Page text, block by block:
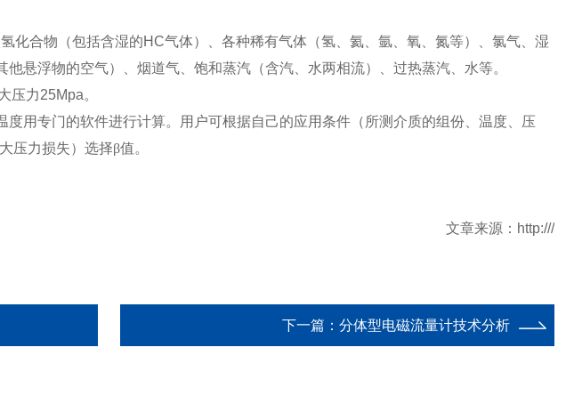
氢化合物 （包括含湿的HC气体） 、各种稀有气体 （氢、氦、氩、氧、氮等）
、氯气、湿
他悬浮物的空气） 、烟道气、饱和蒸汽 （含汽、水两相流）
、过热蒸汽、水等。
压力25Mpa。
用专门的软件进行计算。用户可根据自己的应用条件 （ 所测介质的组份、温度、压
压力损失） 选择β值。
文章来源： http:///
下一篇： 分体型电磁流量计技术分析